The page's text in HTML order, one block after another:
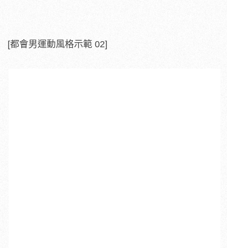
[都會男運動風格示範 02]